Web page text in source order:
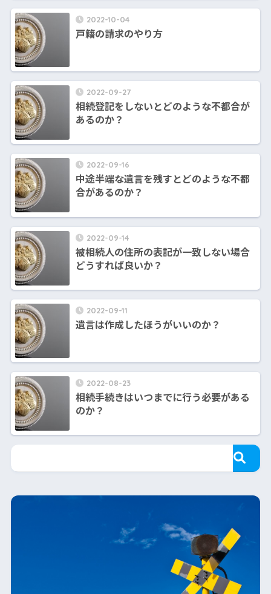
2022-10-04
戸籍の請求のやり方
2022-09-27
相続登記をしないとどのような不都合が
あるのか？
2022-09-16
中途半端な遺言を残すとどのような不都
合があるのか？
2022-09-14
被相続人の住所の表記が一致しない場合
どうすれば良いか？
2022-09-11
遺言は作成したほうがいいのか？
2022-08-23
相続手続きはいつまでに行う必要がある
のか？